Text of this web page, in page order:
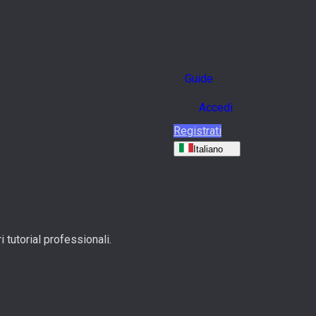
Guide
Accedi
Registrati
Italiano
tutorial professionali.